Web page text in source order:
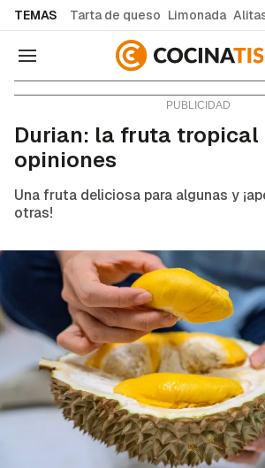
TEMAS Tarta de queso Limonada
Navegación
Durian: la fruta tropical
opiniones
Una fruta deliciosa para algunas y ¡
otras!